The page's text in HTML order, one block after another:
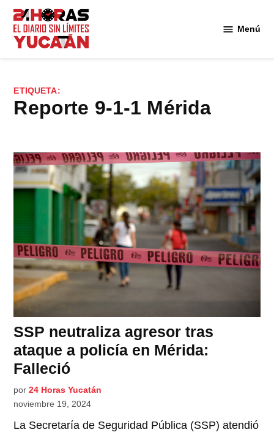
Saltar
contenido
Menú
ETIQUETA:
reporte 9-1-1 Mérida
SSP neutraliza agresor tras
ataque a policía en Mérida:
Falleció
por 24 Horas Yucatán
noviembre 19, 2024
La Secretaría de Seguridad Pública (SSP) atendió